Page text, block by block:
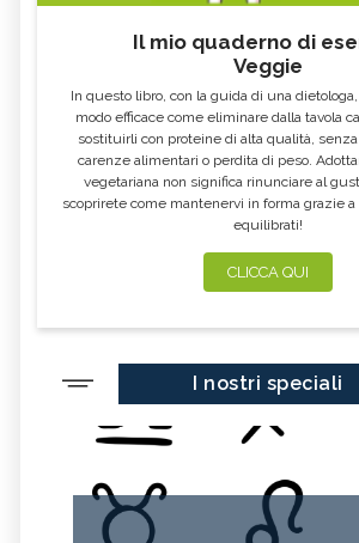
Il mio quaderno di
Veggie
In questo libro, con la guida di una
modo efficace come eliminare dalla tavola
sostituirli con proteine di alta qualità,
carenze alimentari o perdita di peso.
vegetariana non significa rinunciare al
scoprirete come mantenervi in forma grazie
equilibrati!
CLICCA QUI
I nostri speciali